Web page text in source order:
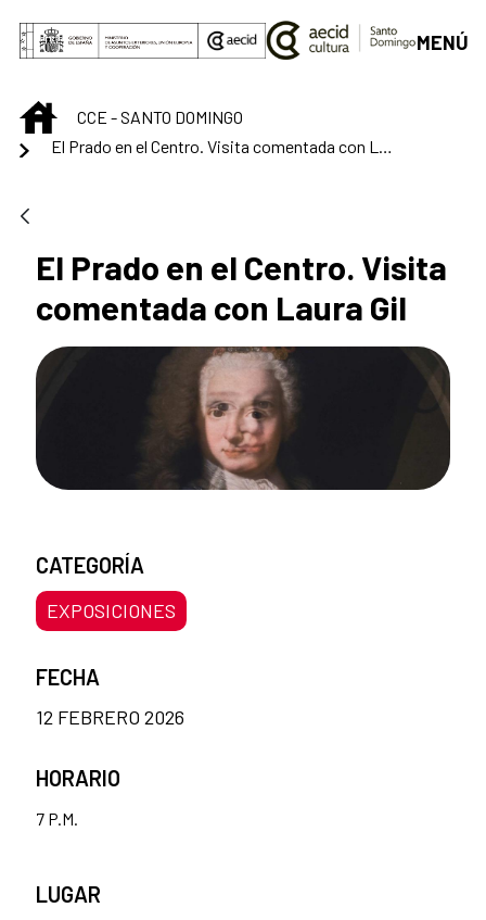
Saltar al contenido principal
MENÚ
INICIOCCE - SANTO DOMINGO
El Prado en el Centro. Visita comentada con Laura Gil
El Prado en el Centro. Visita
comentada con Laura Gil
CATEGORÍA
EXPOSICIONES
FECHA
12 FEBRERO 2026
HORARIO
7 P.M.
LUGAR